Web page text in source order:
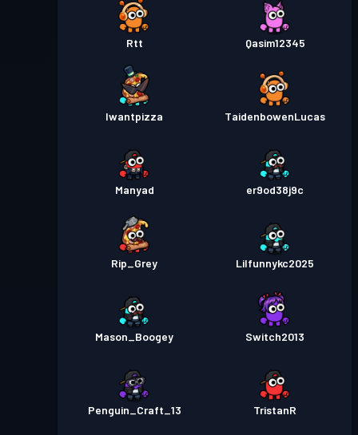
Rtt Qasim12345
Iwantpizza TaidenbowenLucas
Manyad er9od38j9c
Rip_Grey Lilfunnykc2025
Mason_Boogey Switch2013
Penguin_Craft_13 TristanR